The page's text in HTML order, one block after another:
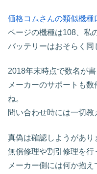
価格コムさんの類似機種
ページの機種は108、私
バッテリーはおそらく同
2018年末時点で数名が書
メーカーのサポートも
ね。
問い合わせ時には一切教
真偽は確認しようがあり
無償修理や割引修理を行
メーカー側には何か抱